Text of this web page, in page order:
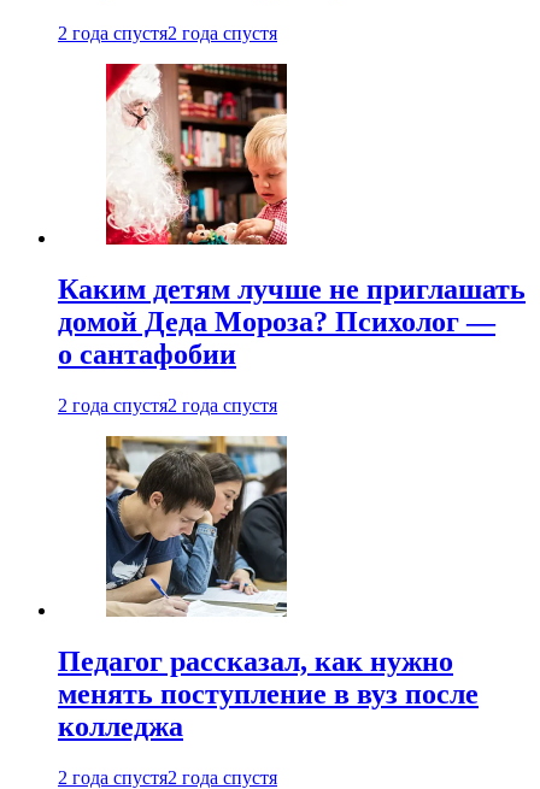
2 года спустя2 года спустя
Каким детям лучше не приглашать
домой Деда Мороза? Психолог —
о сантафобии
2 года спустя2 года спустя
Педагог рассказал, как нужно
менять поступление в вуз после
колледжа
2 года спустя2 года спустя